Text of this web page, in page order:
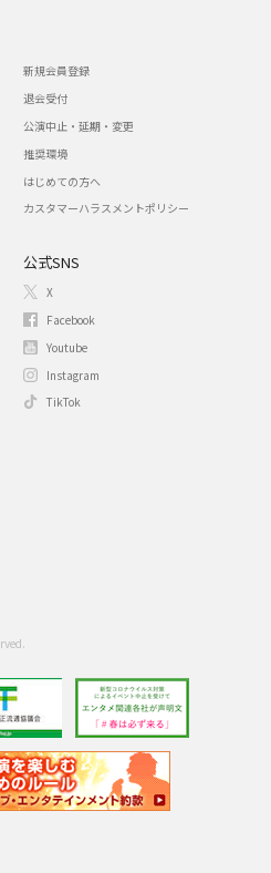
新規会員登録
退会受付
公演中止・延期・変更
推奨環境
はじめての方へ
カスタマーハラスメントポリシー
公式SNS
X
Facebook
Youtube
Instagram
TikTok